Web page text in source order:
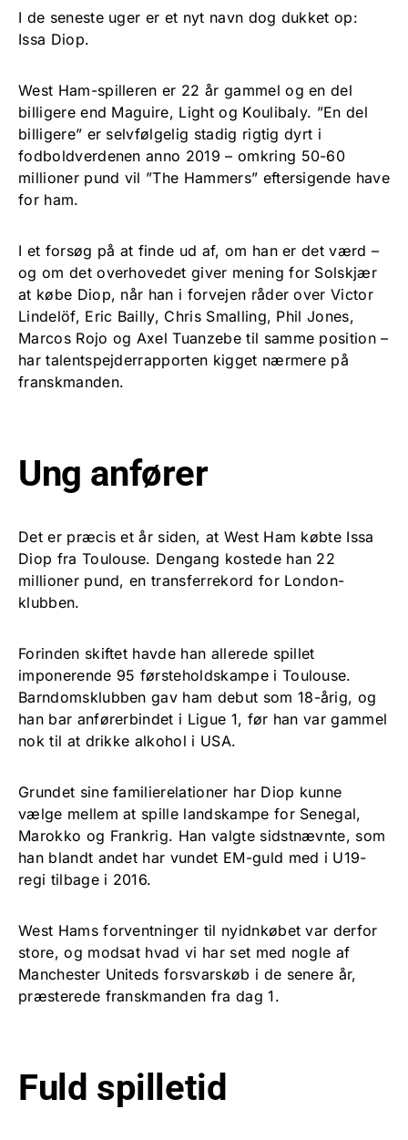
I de seneste uger er et nyt navn dog dukket op:
Issa Diop.
West Ham-spilleren er 22 år gammel og en del
billigere end Maguire, Light og Koulibaly. ”En del
billigere” er selvfølgelig stadig rigtig dyrt i
fodboldverdenen anno 2019 – omkring 50-60
millioner pund vil ”The Hammers” eftersigende have
for ham.
I et forsøg på at finde ud af, om han er det værd –
og om det overhovedet giver mening for Solskjær
at købe Diop, når han i forvejen råder over Victor
Lindelöf, Eric Bailly, Chris Smalling, Phil Jones,
Marcos Rojo og Axel Tuanzebe til samme position –
har talentspejderrapporten kigget nærmere på
franskmanden.
Ung anfører
Det er præcis et år siden, at West Ham købte Issa
Diop fra Toulouse. Dengang kostede han 22
millioner pund, en transferrekord for London-
klubben.
Forinden skiftet havde han allerede spillet
imponerende 95 førsteholdskampe i Toulouse.
Barndomsklubben gav ham debut som 18-årig, og
han bar anførerbindet i Ligue 1, før han var gammel
nok til at drikke alkohol i USA.
Grundet sine familierelationer har Diop kunne
vælge mellem at spille landskampe for Senegal,
Marokko og Frankrig. Han valgte sidstnævnte, som
han blandt andet har vundet EM-guld med i U19-
regi tilbage i 2016.
West Hams forventninger til nyidnkøbet var derfor
store, og modsat hvad vi har set med nogle af
Manchester Uniteds forsvarskøb i de senere år,
præsterede franskmanden fra dag 1.
Fuld spilletid